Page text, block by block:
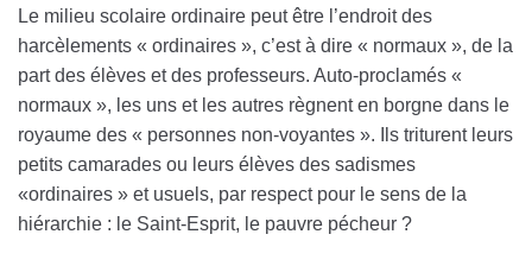
Le milieu scolaire ordinaire peut être l’endroit des
harcèlements « ordinaires », c’est à dire « normaux », de la
part des élèves et des professeurs. Auto-proclamés «
normaux », les uns et les autres règnent en borgne dans le
royaume des « personnes non-voyantes ». Ils triturent leurs
petits camarades ou leurs élèves des sadismes
«ordinaires » et usuels, par respect pour le sens de la
hiérarchie : le Saint-Esprit, le pauvre pécheur ?